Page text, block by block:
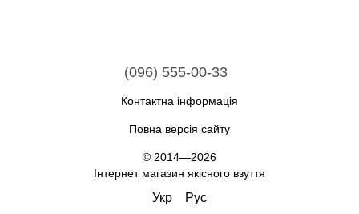
(096) 555-00-33
Контактна інформація
Повна версія сайту
© 2014—2026
Інтернет магазин якісного взуття
Укр Рус